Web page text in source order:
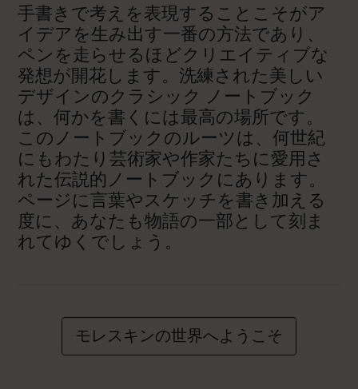
手書きで考えを表現することこそがア
イデアを生み出す一番の方法であり、
ペンを走らせるほどクリエイティブな
発想が開花します。洗練された美しい
デザインのクラシック ノートブック
は、何かを書くには最高の場所です。
このノートブックのルーツは、何世紀
にもわたり芸術家や作家たちに愛用さ
れた伝説的ノートブックにあります。
ページに言葉やスケッチを書き加える
度に、あなたも物語の一部として刻ま
れてゆくでしょう。
モレスキンの世界へようこそ